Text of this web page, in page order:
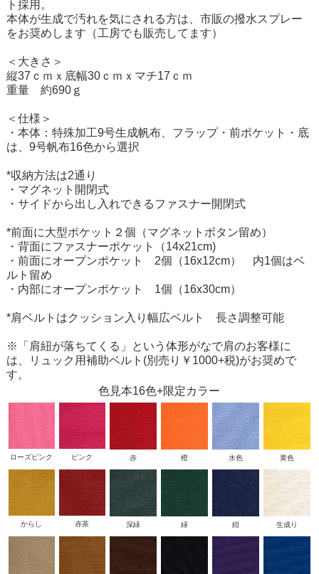
ト採用。
本体が生成で汚れを気にされる方は、市販の撥水スプレー
をお奨めします（工房でも販売してます）
＜大きさ＞
縦37ｃｍｘ底幅30ｃｍｘマチ17ｃｍ
重量 約690ｇ
＜仕様＞
・本体：特殊加工9号生成帆布、フラップ・前ポケット・底
は、9号帆布16色から選択
*収納方法は2通り
・マグネット開閉式
・サイドから出し入れできるファスナー開閉式
*前面に大型ポケット２個（マグネットボタン留め）
・背面にファスナーポケット（14x21cm)
・前面にオープンポケット 2個（16x12cm） 内1個はベ
ルト留め
・内部にオープンポケット 1個（16x30cm）
*肩ベルトはクッション入り幅広ベルト 長さ調整可能
※「肩紐が落ちてくる」という体形がなで肩のお客様に
は、リュック用補助ベルト(別売り￥1000+税)がお奨めで
す。
色見本16色+限定カラー
ローズピンク ピンク 赤 橙 水色 黄色
からし 赤茶 深緑 緑 紺 生成り